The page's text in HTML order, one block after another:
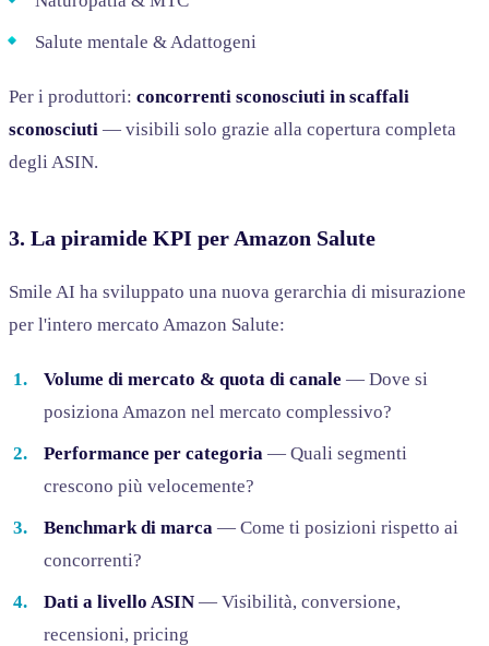
Salute mentale & Adattogeni
Per i produttori: concorrenti sconosciuti in scaffali
sconosciuti — visibili solo grazie alla copertura completa
degli ASIN.
3. La piramide KPI per Amazon Salute
Smile AI ha sviluppato una nuova gerarchia di misurazione
per l'intero mercato Amazon Salute:
Volume di mercato & quota di canale — Dove si
posiziona Amazon nel mercato complessivo?
Performance per categoria — Quali segmenti
crescono più velocemente?
Benchmark di marca — Come ti posizioni rispetto ai
concorrenti?
Dati a livello ASIN — Visibilità, conversione,
recensioni, pricing